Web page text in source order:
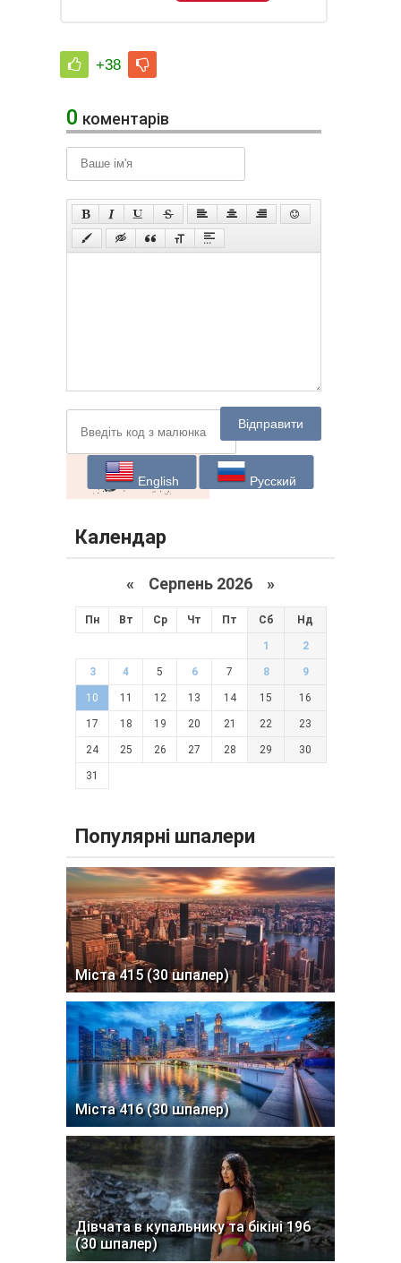
+38
0 коментарів
Відправити
English Русский
Календар
« Серпень 2026 »
Пн Вт Ср Чт Пт Сб Нд
1 2
3 4 5 6 7 8 9
10 11 12 13 14 15 16
17 18 19 20 21 22 23
24 25 26 27 28 29 30
31
Популярні шпалери
Міста 415 (30 шпалер)
Міста 416 (30 шпалер)
Дівчата в купальнику та бікіні 196
(30 шпалер)